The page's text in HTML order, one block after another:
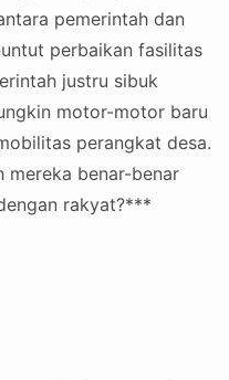
pemerintah dan
perbaikan fasilitas
justru sibuk
motor-motor baru
perangkat desa.
mereka benar-benar
rakyat?***